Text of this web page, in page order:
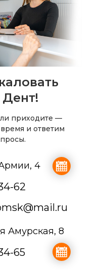
62
4
Амурская, 8
65
приходите —
и ответим
Дент!